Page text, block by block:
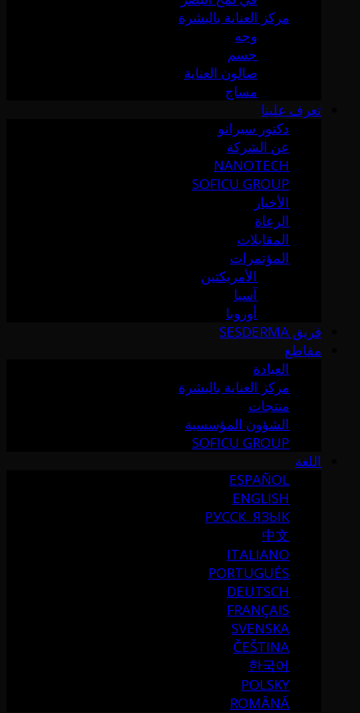
مركز العناية بالبشرة
وجه
جسم
صالون العناية
مساج
تعرف علينا
دكتور سيرانو
عن الشركة
NANOTECH
SOFICU GROUP
الأخبار
الرعاة
المقابلات
المؤتمرات
الأمريكتين
آسيا
أوروبا
فريق SESDERMA
مقاطع
العيادة
مركز العناية بالبشرة
منتجات
الشؤون المؤسسية
SOFICU GROUP
اللغة
ESPAÑOL
ENGLISH
РУССК. ЯЗЫК
中文
ITALIANO
PORTUGUÉS
DEUTSCH
FRANÇAIS
SVENSKA
ČEŠTINA
한국어
POLSKY
ROMÂNĂ